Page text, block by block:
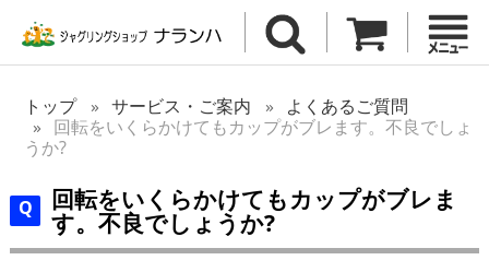
トップ サービス・ご案内
よくあるご質問
回転をいくらかけてもカップがブレます。不良でしょ
うか?
回転をいくらかけてもカップがブレま
す。不良でしょうか?